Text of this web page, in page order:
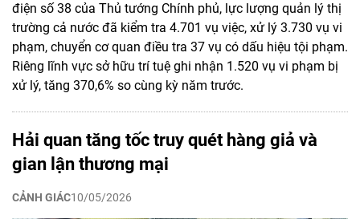
điện số 38 của Thủ tướng Chính phủ, lực lượng quản lý thị
trường cả nước đã kiểm tra 4.701 vụ việc, xử lý 3.730 vụ vi
phạm, chuyển cơ quan điều tra 37 vụ có dấu hiệu tội phạm.
Riêng lĩnh vực sở hữu trí tuệ ghi nhận 1.520 vụ vi phạm bị
xử lý, tăng 370,6% so cùng kỳ năm trước.
Hải quan tăng tốc truy quét hàng giả và
gian lận thương mại
CẢNH GIÁC10/05/2026